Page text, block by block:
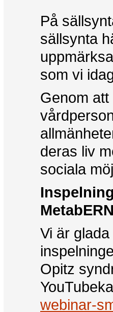
På
sällsynta
som vi
Genom
deras liv
sociala
Vi är
Opitz
webinar-